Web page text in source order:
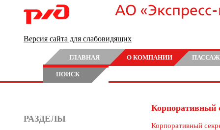
АО
Версия сайта для слабовидящих
ГЛАВНАЯ О КОМПАНИИ
ПОИСК
РАЗДЕЛЫ
Корпоративный
Корпоративный